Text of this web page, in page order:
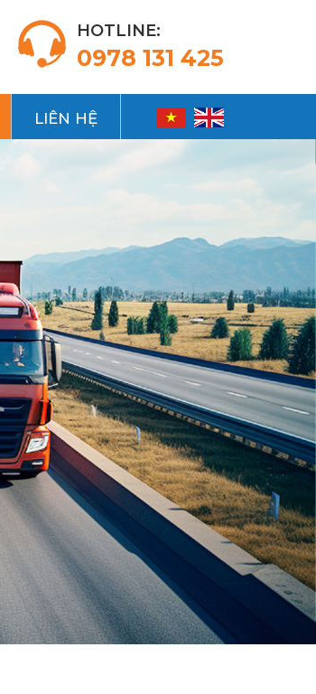
HOTLINE:
0978 131 425
LIÊN HỆ